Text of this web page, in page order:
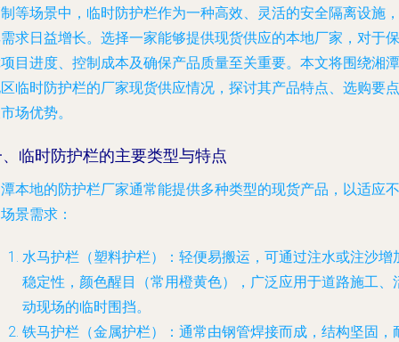
等场景中，临时防护栏作为一种高效、灵活的安全隔离设施，
求日益增长。选择一家能够提供现货供应的本地厂家，对于保
目进度、控制成本及确保产品质量至关重要。本文将围绕湘潭
临时防护栏的厂家现货供应情况，探讨其产品特点、选购要点
场优势。
临时防护栏的主要类型与特点
本地的防护栏厂家通常能提供多种类型的现货产品，以适应不
景需求：
水马护栏（塑料护栏）
：轻便易搬运，可通过注水或注沙增
稳定性，颜色醒目（常用橙黄色），广泛应用于道路施工、
动现场的临时围挡。
铁马护栏（金属护栏）
：通常由钢管焊接而成，结构坚固，